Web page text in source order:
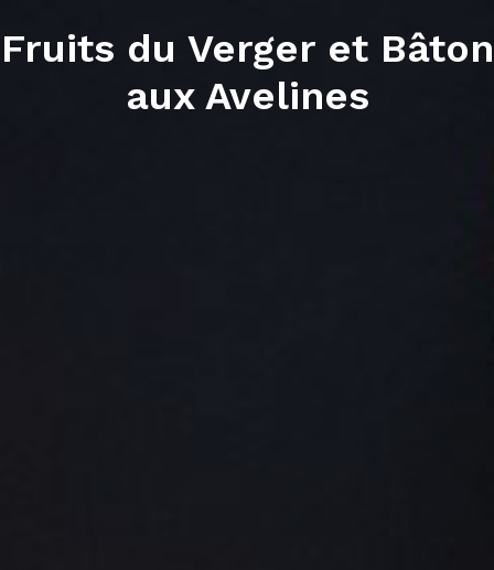
Fruits du Verger et Bâton
aux Avelines